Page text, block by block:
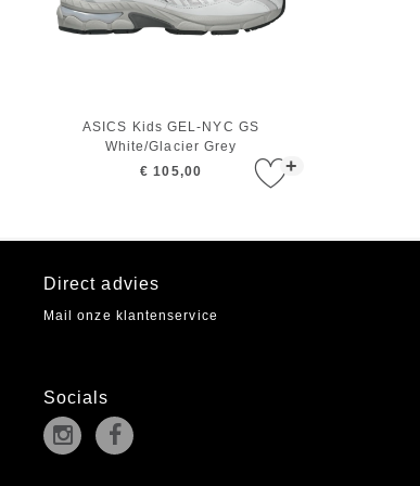
+
ASICS Kids GEL-NYC GS
White/Glacier Grey
€ 105,00
Direct advies
Mail onze klantenservice
Socials